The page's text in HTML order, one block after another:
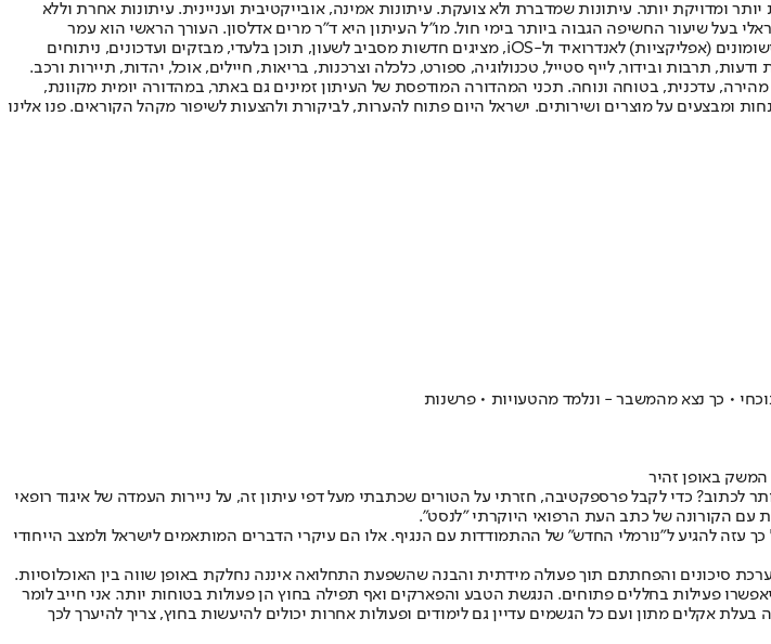
ומדויקת יותר. עיתונות שמדברת ולא צועקת. עיתונות אמינה, אובייקטיבית ועניינית. עיתונות אחרת וללא
ביולי 2007, וב-2010 הפך "ישראל היום" לעיתון הישראלי בעל שיעור החשיפה הגבוה ביותר בימי חול. מו"ל העיתון היא ד"ר מרים אדלסון. העורך הראשי הוא עמר
לחמנוביץ, והעורך המייסד הוא עמוס רגב. אתרי האינטרנט של "ישראל היום" בעברית ובאנגלית, כמו כן היישומונים (אפליקציות) לאנדרואיד ול-iOS, מציגים חדשות מסביב לשעון, תוכן בלעדי, מבזקים ועדכונים, ניתוחים
תרבות ובידור, לייף סטייל, טכנולוגיה, ספורט, כלכלה וצרכנות, בריאות, חיילים, אוכל, יהדות, תיירות ורכב.
מהירה, עדכנית, בטוחה ונוחה. תכני המהדורה המודפסת של העיתון זמינים גם באתר, במהדורה יומית מקוונת,
ומבצעים על מוצרים ושירותים. ישראל היום פתוח להערות, לביקורת ולהצעות לשיפור מקהל הקוראים. פנו אלינו
• כך נצא מהמשבר - ונלמד מהטעויות • פרשנות
באופן זהיר
לכתוב? כדי לקבל פרספקטיבה, חזרתי על הטורים שכתבתי מעל דפי עיתון זה, על ניירות העמדה של איגוד רופאי
עם הקורונה של כתב העת הרפואי היוקרתי "לנסט".
כך עזה להגיע ל"נורמלי החדש" של ההתמודדות עם הנגיף. אלו הם עיקרי הדברים המותאמים לישראל ולמצב הייחודי
פעילות בחללים פתוחים. הנגשת הטבע והפארקים ואף תפילה בחוץ הן פעולות בטוחות יותר. אני חייב לומר
אקלים מתון ועם כל הגשמים עדיין גם לימודים ופעולות אחרות יכולים להיעשות בחוץ, צריך להיערך לכך